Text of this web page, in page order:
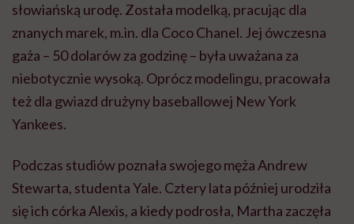
słowiańską urodę. Została modelką, pracując dla
znanych marek, m.in. dla Coco Chanel. Jej ówczesna
gaża – 50 dolarów za godzinę – była uważana za
niebotycznie wysoką. Oprócz modelingu, pracowała
też dla gwiazd drużyny baseballowej New York
Yankees.
Podczas studiów poznała swojego męża Andrew
Stewarta, studenta Yale. Cztery lata później urodziła
się ich córka Alexis, a kiedy podrosła, Martha zaczęła